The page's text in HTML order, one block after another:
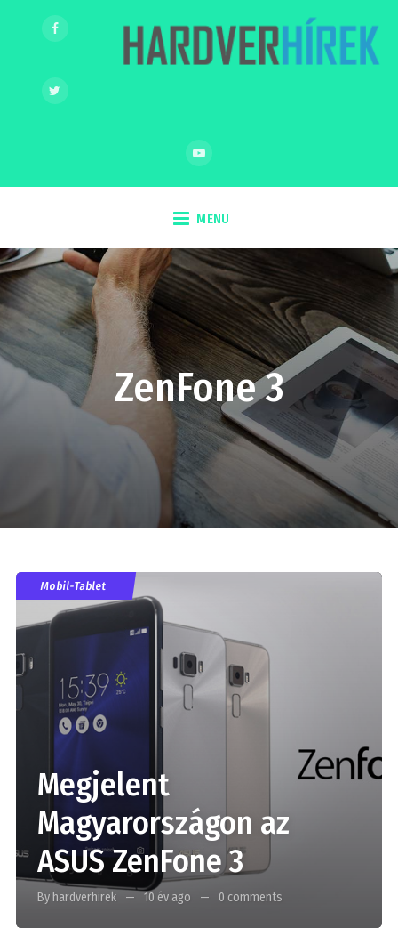
MENU
ZenFone 3
Mobil-Tablet
Megjelent
Magyarországon az
ASUS ZenFone 3
By hardverhirek 10 év ago 0 comments